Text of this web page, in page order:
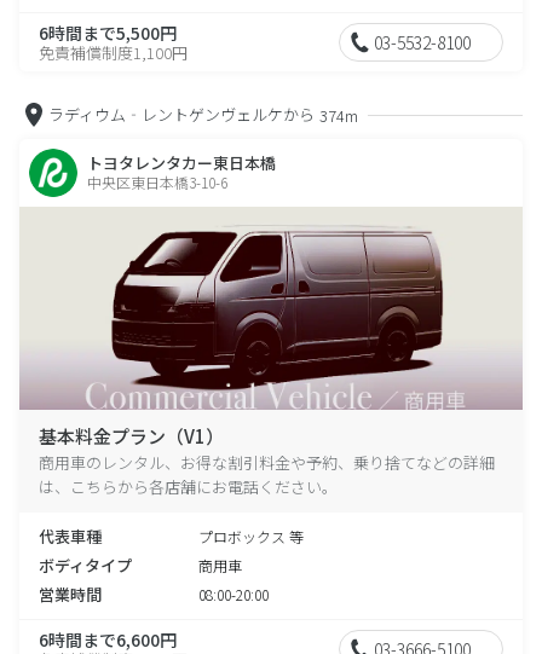
6時間まで5,500円
免責補償制度1,100円 03-5532-8100
ラディウム‐レントゲンヴェルケから 374m
トヨタレンタカー東日本橋
中央区東日本橋3-10-6
基本料金プラン（V1）
商用車のレンタル、お得な割引料金や予約、乗り捨てなどの詳細
は、こちらから各店舗にお電話ください。
代表車種 プロボックス 等
ボディタイプ 商用車
営業時間 08:00-20:00
6時間まで6,600円 03-3666-5100